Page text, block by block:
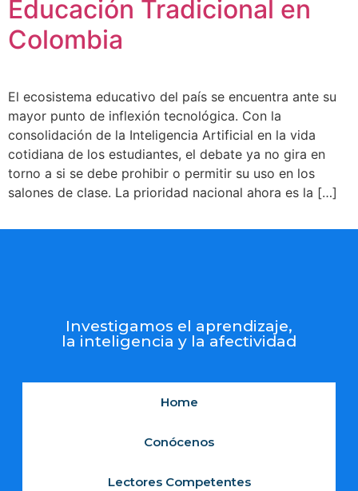
Educación Tradicional en
Colombia
El ecosistema educativo del país se encuentra ante su
mayor punto de inflexión tecnológica. Con la
consolidación de la Inteligencia Artificial en la vida
cotidiana de los estudiantes, el debate ya no gira en
torno a si se debe prohibir o permitir su uso en los
salones de clase. La prioridad nacional ahora es la […]
Investigamos el aprendizaje,
la inteligencia y la afectividad
Home
Conócenos
Lectores Competentes